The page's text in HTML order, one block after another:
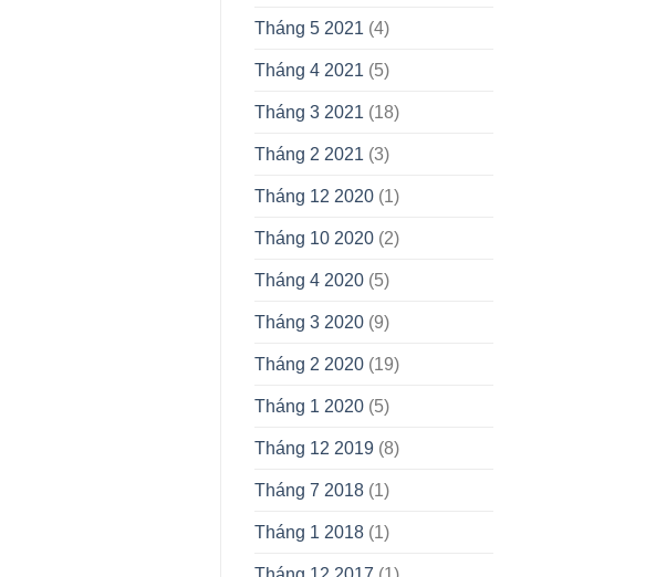
Tháng 5 2021 (4)
Tháng 4 2021 (5)
Tháng 3 2021 (18)
Tháng 2 2021 (3)
Tháng 12 2020(1)
Tháng 10 2020(2)
Tháng 4 2020(5)
Tháng 3 2020(9)
Tháng 2 2020(19)
Tháng 1 2020(5)
Tháng 12 2019(8)
Tháng 7 2018(1)
Tháng 1 2018(1)